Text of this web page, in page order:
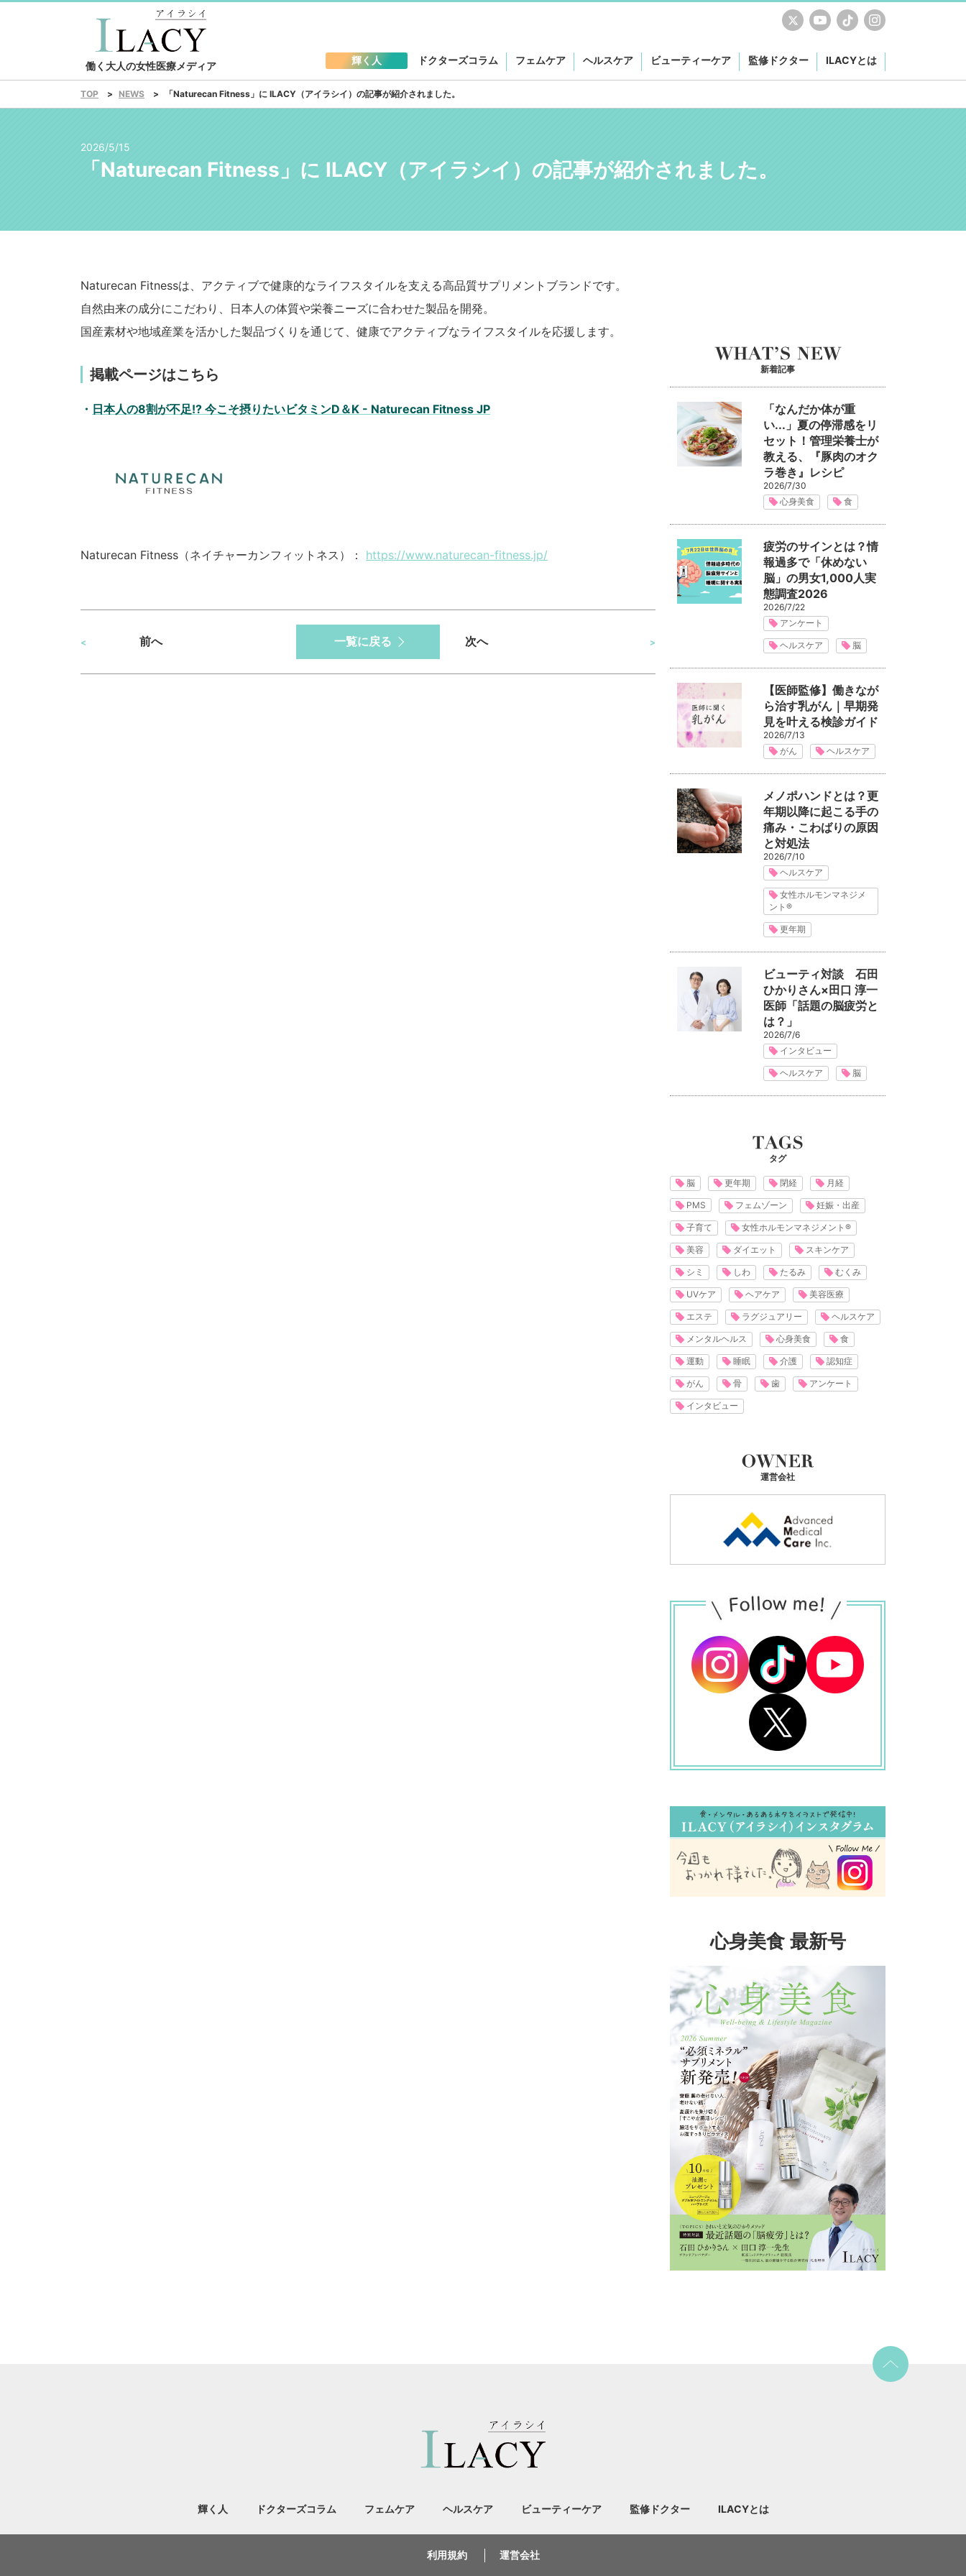
働く大人の女性医療メディア 輝く人 ドクターズコラム フェムケア ヘルスケア ビューティーケア 監修ドクター ILACYとは
2026/5/15
「Naturecan Fitness」に ILACY（アイラシイ）の記事が紹介されました。
Naturecan Fitnessは、アクティブで健康的なライフスタイルを支える高品質サプリメントブランドです。
自然由来の成分にこだわり、日本人の体質や栄養ニーズに合わせた製品を開発。
国産素材や地域産業を活かした製品づくりを通じて、健康でアクティブなライフスタイルを応援します。
掲載ページはこちら
日本人の8割が不足!? 今こそ摂りたいビタミンD＆K - Naturecan Fitness JP
Naturecan Fitness（ネイチャーカンフィットネス）： https://www.naturecan-fitness.jp/
前へ 一覧に戻る 次へ
新着記事
「なんだか体が重
い...」夏の停滞感をリ
セット！管理栄養士が
教える、『豚肉のオク
ラ巻き』レシピ
2026/7/30
心身美食
食
疲労のサインとは？情
報過多で「休めない
脳」の男女1,000人実
態調査2026
2026/7/22
アンケート
ヘルスケア 脳
【医師監修】働きなが
ら治す乳がん｜早期発
見を叶える検診ガイド
2026/7/13
がん
ヘルスケア
メノポハンドとは？更
年期以降に起こる手の
痛み・こわばりの原因
と対処法
2026/7/10
ヘルスケア
女性ホルモンマネジメ
ント®
更年期
ビューティ対談 石田
ひかりさん×田口 淳一
医師「話題の脳疲労と
は？」
2026/7/6
インタビュー
ヘルスケア 脳
タグ
脳 更年期 閉経 月経
PMS フェムゾーン 妊娠・出産
子育て 女性ホルモンマネジメント®
美容 ダイエット スキンケア
シミ しわ たるみ むくみ
UVケア ヘアケア 美容医療
エステ ラグジュアリー ヘルスケア
メンタルヘルス 心身美食 食
運動 睡眠 介護 認知症
がん 骨 歯 アンケート
インタビュー
運営会社
心身美食 最新号
TOP NEWS 「Naturecan Fitness」に ILACY（アイラシイ）の記事が紹介されました。
輝く人 ドクターズコラム フェムケア ヘルスケア ビューティーケア 監修ドクター ILACYとは
利用規約 運営会社